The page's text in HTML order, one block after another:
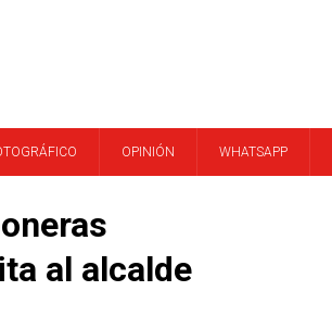
OPINIÓN WHATSAPP
al alcalde